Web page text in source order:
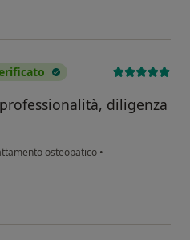
diligenza
osteopatico •